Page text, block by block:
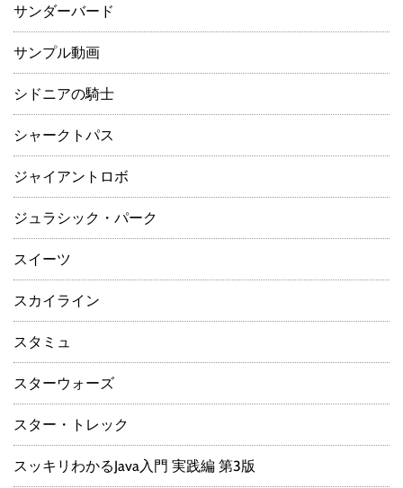
サンダーバード
サンプル動画
シドニアの騎士
シャークトパス
ジャイアントロボ
ジュラシック・パーク
スイーツ
スカイライン
スタミュ
スターウォーズ
スター・トレック
スッキリわかるJava入門 実践編 第3版